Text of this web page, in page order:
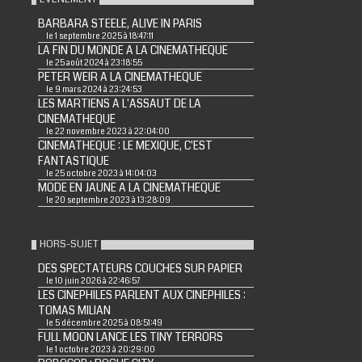
BARBARA STEELE, ALIVE IN PARIS
le 1 septembre 2025 à 18:47:11
LA FIN DU MONDE A LA CINEMATHEQUE
le 25 août 2024 à 23:18:55
PETER WEIR A LA CINEMATHEQUE
le 9 mars 2024 à 23:24:53
LES MARTIENS A L'ASSAUT DE LA
CINEMATHEQUE
le 22 novembre 2023 à 22:04:00
CINEMATHEQUE : LE MEXIQUE, C'EST
FANTASTIQUE
le 25 octobre 2023 à 14:04:03
MODE EN JAUNE A LA CINEMATHEQUE
le 20 septembre 2023 à 13:28:09
HORS-SUJET
DES SPECTATEURS COUCHES SUR PAPIER
le 10 juin 2026 à 22:46:57
LES CINEPHILES PARLENT AUX CINEPHILES :
TOMAS MILIAN
le 5 décembre 2025 à 08:51:49
FULL MOON LANCE LES TINY TERRORS
le 1 octobre 2023 à 20:29:00